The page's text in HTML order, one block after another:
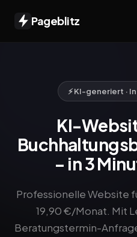
Pageblitz
⚡ KI-generiert ·
KI-
– in 3
Professionelle Website
19,90 €/Monat. Mit
Beratungstermin-